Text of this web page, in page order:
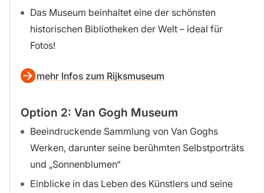
Das Museum beinhaltet eine der schönsten
historischen Bibliotheken der Welt – ideal für
Fotos!
mehr Infos zum Rijksmuseum
Option 2: Van Gogh Museum
Beeindruckende Sammlung von Van Goghs
Werken, darunter seine berühmten Selbstporträts
und „Sonnenblumen“
Einblicke in das Leben des Künstlers und seine